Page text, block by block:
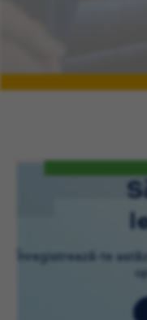
Înregistrează-te